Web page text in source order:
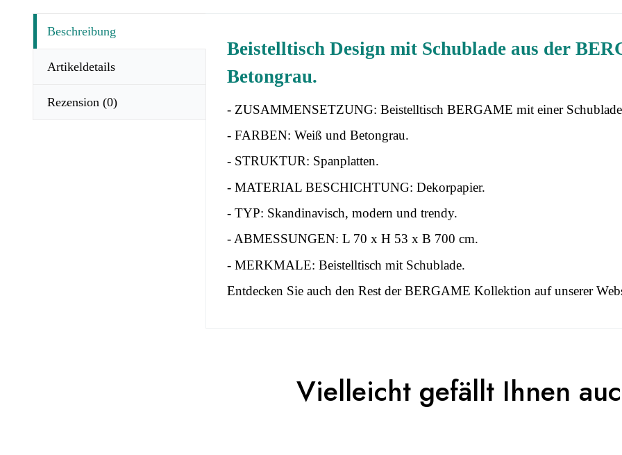
Beschreibung
Artikeldetails
Rezension (0)
Beistelltisch Design mit Schublade aus der
Betongrau.
- ZUSAMMENSETZUNG: Beistelltisch BERGAME mit einer
- FARBEN: Weiß und Betongrau.
- STRUKTUR: Spanplatten.
- MATERIAL BESCHICHTUNG: Dekorpapier.
- TYP: Skandinavisch, modern und trendy.
- ABMESSUNGEN: L 70 x H 53 x B 700 cm.
- MERKMALE: Beistelltisch mit Schublade.
Entdecken Sie auch den Rest der BERGAME Kollektion auf unserer
Erwachsener
You Must Login To Review
Vielleicht gefällt Ihnen